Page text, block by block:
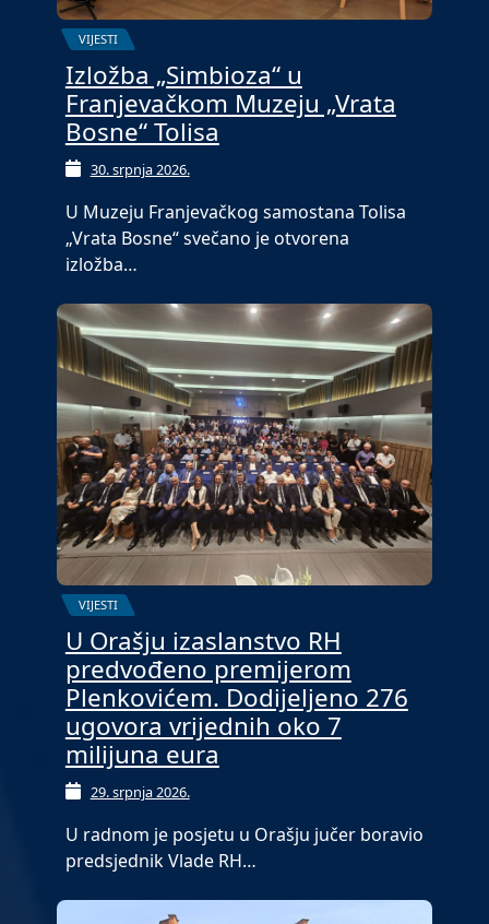
VIJESTI
Izložba „Simbioza“ u
Franjevačkom Muzeju „Vrata
Bosne“ Tolisa
30. srpnja 2026.
U Muzeju Franjevačkog samostana Tolisa
„Vrata Bosne“ svečano je otvorena
izložba…
VIJESTI
U Orašju izaslanstvo RH
predvođeno premijerom
Plenkovićem. Dodijeljeno 276
ugovora vrijednih oko 7
milijuna eura
29. srpnja 2026.
U radnom je posjetu u Orašju jučer boravio
predsjednik Vlade RH…